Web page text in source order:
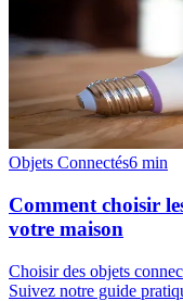
Objets Connectés6 min
Comment choisir
votre maison
Choisir des objets
Suivez notre guide